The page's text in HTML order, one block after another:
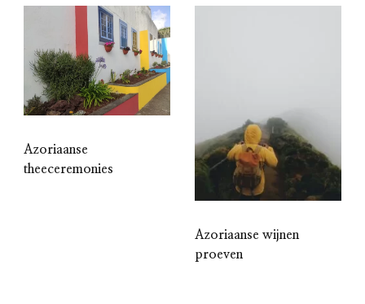
Azoriaanse
theeceremonies
Azoriaanse wijnen
proeven